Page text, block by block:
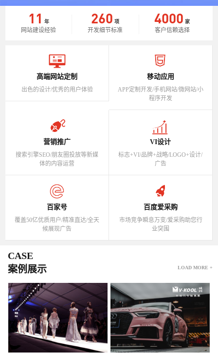
11 年
网站建设经验
260 项
开发细节标准
4000 家
客户信赖选择
高端网站定制
出色的设计/优秀的用户体验
移动应用
APP定制开发/手机网站/微网站/小
程序开发
营销推广
搜索引擎SEO/朋友圈投放等新媒
体的内容运营
VI设计
标志+VI/品牌+战略/LOGO+设计/
广告
百家号
覆盖50亿优质用户/精准直达/全天
候展现广告
百度爱采购
市场竞争瞬息万变/爱采购助您行
业突围
CASE
案例展示
LOAD MORE +